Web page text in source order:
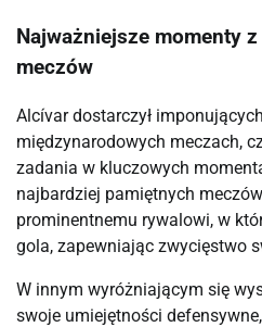
Najważniejsze momenty
meczów
Alcívar dostarczył
międzynarodowych meczach,
zadania w kluczowych
najbardziej pamiętnych
prominentnemu rywalowi, w
gola, zapewniając zwycięstwo
W innym wyróżniającym się
swoje umiejętności